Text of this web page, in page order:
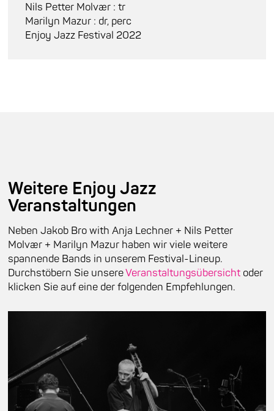
Nils Petter Molvær : tr
Marilyn Mazur : dr, perc
Enjoy Jazz Festival 2022
Weitere Enjoy Jazz
Veranstaltungen
Neben Jakob Bro with Anja Lechner + Nils Petter
Molvær + Marilyn Mazur haben wir viele weitere
spannende Bands in unserem Festival-Lineup.
Durchstöbern Sie unsereVeranstaltungsübersicht oder
klicken Sie auf eine der folgenden Empfehlungen.